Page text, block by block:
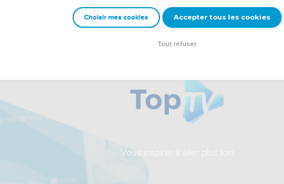
Vous inspirer à aller plus loin
Choisir mes cookies Accepter tous les cookies
Tout refuser